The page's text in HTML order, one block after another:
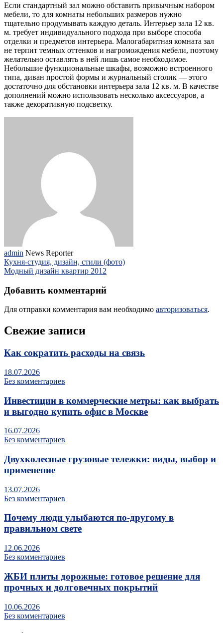
Если стандартный зал можно обставить привычным набором
мебели, то для комнаты небольших размеров нужно
тщательно продумывать каждую деталь. Интерьер зала 12 кв.
м. требует индивидуального подхода при выборе способа
отделки и предметов интерьера. Малогабаритная комната зал
не терпит темных оттенков и нагромождения мебели, поэтому
желательно оставлять в ней лишь самое необходимое.
Небольшие функциональные шкафы, возможно встроенного
типа, диван простой формы и журнальный столик — этого
достаточно для обстановки интерьера зала 12 кв. м. В качестве
дополнений можно использовать несколько аксессуаров, а
также декоративную подсветку.
admin News Reporter
Кухня-студия, дизайн, стили (фото)
Модный дизайн квартир 2012
Добавить комментарий
Для отправки комментария вам необходимо авторизоваться.
Свежие записи
Как сократить расходы на связь
18.07.2026
Без комментариев
Инвестиции в коммерческие метры: как выбрать
и выгодно купить офис в Москве
16.07.2026
Без комментариев
Двухколесные грузовые тележки: виды, выбор и
применение
13.07.2026
Без комментариев
Почему люди улыбаются по‑другому в
правильном свете
12.06.2026
Без комментариев
ЖБИ плиты дорожные: готовое решение для
прочных и долговечных покрытий
10.06.2026
Без комментариев